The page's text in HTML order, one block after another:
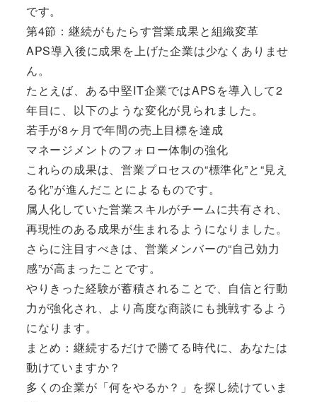
です。
第4節：継続がもたらす営業成果と組織変革
APS導入後に成果を上げた企業は少なくありませ
ん。
たとえば、ある中堅IT企業ではAPSを導入して2
年目に、以下のような変化が見られました。
若手が8ヶ月で年間の売上目標を達成
マネージメントのフォロー体制の強化
これらの成果は、営業プロセスの“標準化”と“見え
る化”が進んだことによるものです。
属人化していた営業スキルがチームに共有され、
再現性のある成果が生まれるようになりました。
さらに注目すべきは、営業メンバーの“自己効力
感”が高まったことです。
やりきった経験が蓄積されることで、自信と行動
力が強化され、より高度な商談にも挑戦するよう
になります。
まとめ：継続するだけで勝てる時代に、あなたは
動けていますか？
多くの企業が「何をやるか？」を探し続けていま